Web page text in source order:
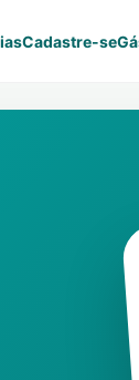
Cadastre-se